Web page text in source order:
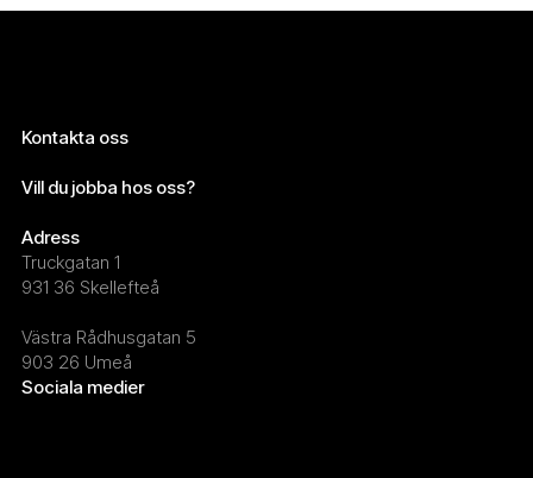
Kontakta oss
Vill du jobba hos oss?
Adress
Truckgatan 1
931 36 Skellefteå
Västra Rådhusgatan 5
903 26 Umeå
Sociala medier